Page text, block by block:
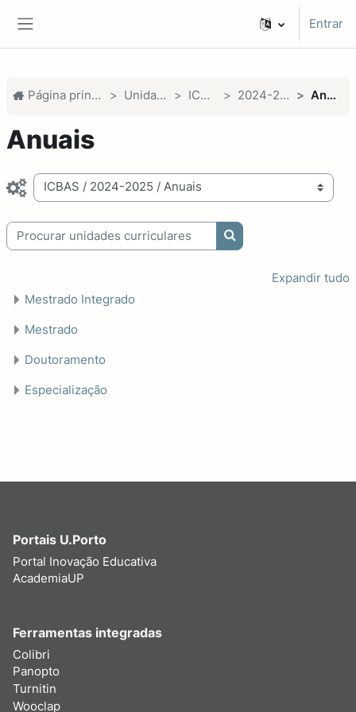
Entrar
Página principal Unidades ICBAS 2024-2025 Anuais
Anuais
Categorias de unidades curriculares
Procurar unidades curriculares
Procurar unidades
Expandir tudo
Mestrado Integrado
Mestrado
Doutoramento
Especialização
Portais U.Porto
Portal Inovação Educativa
AcademiaUP
Ferramentas integradas
Colibri
Panopto
Turnitin
Wooclap